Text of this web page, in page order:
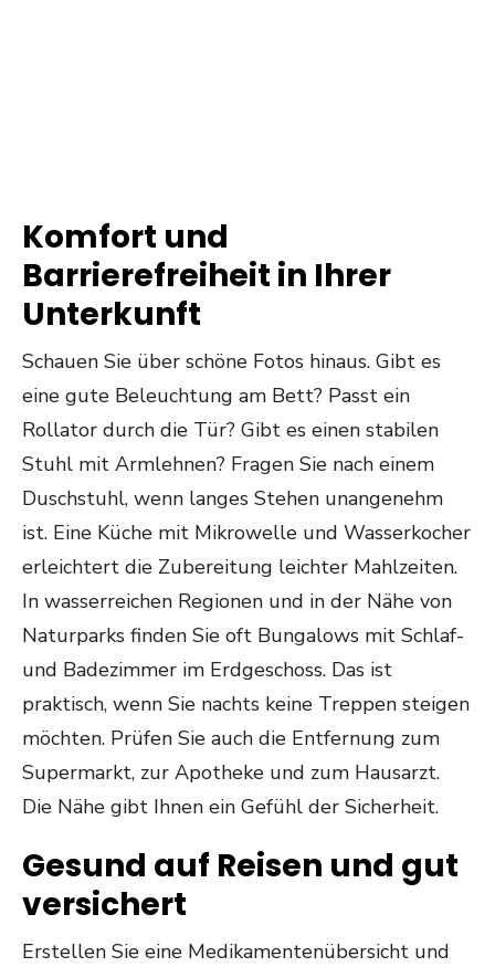
Komfort und
Barrierefreiheit in Ihrer
Unterkunft
Schauen Sie über schöne Fotos hinaus. Gibt es
eine gute Beleuchtung am Bett? Passt ein
Rollator durch die Tür? Gibt es einen stabilen
Stuhl mit Armlehnen? Fragen Sie nach einem
Duschstuhl, wenn langes Stehen unangenehm
ist. Eine Küche mit Mikrowelle und Wasserkocher
erleichtert die Zubereitung leichter Mahlzeiten.
In wasserreichen Regionen und in der Nähe von
Naturparks finden Sie oft Bungalows mit Schlaf-
und Badezimmer im Erdgeschoss. Das ist
praktisch, wenn Sie nachts keine Treppen steigen
möchten. Prüfen Sie auch die Entfernung zum
Supermarkt, zur Apotheke und zum Hausarzt.
Die Nähe gibt Ihnen ein Gefühl der Sicherheit.
Gesund auf Reisen und gut
versichert
Erstellen Sie eine Medikamentenübersicht und